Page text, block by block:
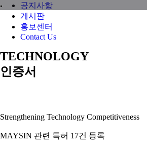
공지사항
게시판
홍보센터
Contact Us
TECHNOLOGY
인증서
Strengthening Technology Competitiveness
MAYSIN 관련 특허 17건 등록